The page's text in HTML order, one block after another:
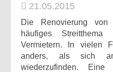
21.05.2015
Die Renovierung
häufiges
Vermietern. In vielen
anders, als sich
wiederzufinden.